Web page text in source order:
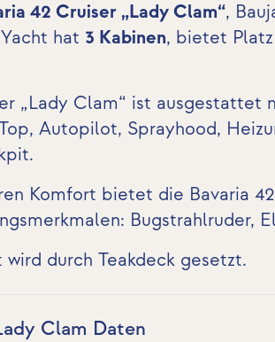
42 Cruiser „Lady Clam“,
hat 3 Kabinen, bietet
„Lady Clam“ ist
Autopilot, Sprayhood,
.
Komfort bietet die Bavaria
Bugstrahlruder,
durch Teakdeck gesetzt.
Clam Daten